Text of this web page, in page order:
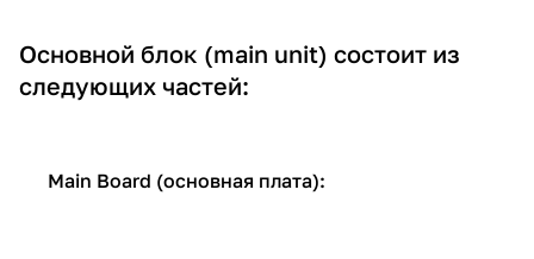
Основной блок (main unit) состоит из
следующих частей:
Main Board (основная плата):